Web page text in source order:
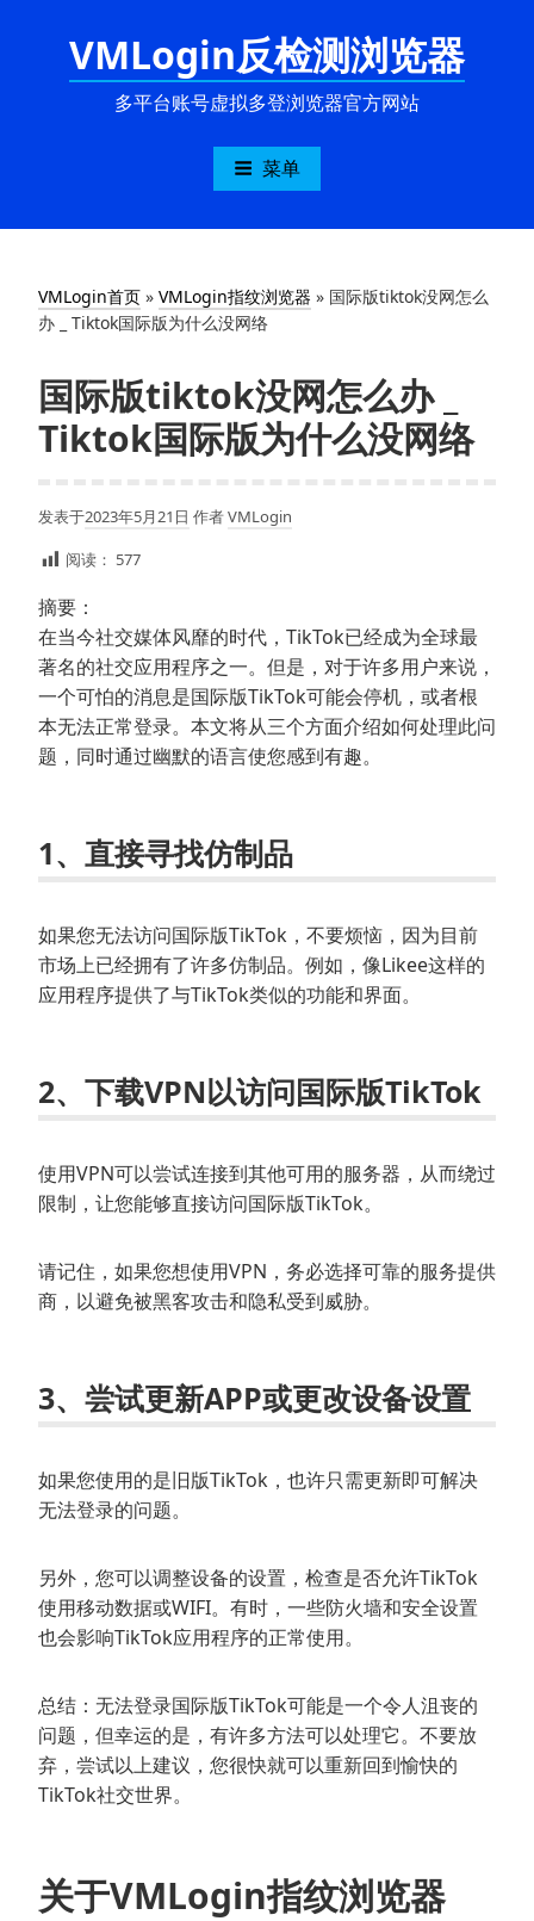
VMLogin反检测浏览器
多平台账号虚拟多登浏览器官方网站
菜单
VMLogin首页 » VMLogin指纹浏览器 » 国际版tiktok没网怎么
办 _ Tiktok国际版为什么没网络
国际版tiktok没网怎么办 _
Tiktok国际版为什么没网络
发表于2023年5月21日 作者VMLogin
阅读： 577
摘要：
在当今社交媒体风靡的时代，TikTok已经成为全球最
著名的社交应用程序之一。但是，对于许多用户来说，
一个可怕的消息是国际版TikTok可能会停机，或者根
本无法正常登录。本文将从三个方面介绍如何处理此问
题，同时通过幽默的语言使您感到有趣。
1、直接寻找仿制品
如果您无法访问国际版TikTok，不要烦恼，因为目前
市场上已经拥有了许多仿制品。例如，像Likee这样的
应用程序提供了与TikTok类似的功能和界面。
2、下载VPN以访问国际版TikTok
使用VPN可以尝试连接到其他可用的服务器，从而绕过
限制，让您能够直接访问国际版TikTok。
请记住，如果您想使用VPN，务必选择可靠的服务提供
商，以避免被黑客攻击和隐私受到威胁。
3、尝试更新APP或更改设备设置
如果您使用的是旧版TikTok，也许只需更新即可解决
无法登录的问题。
另外，您可以调整设备的设置，检查是否允许TikTok
使用移动数据或WIFI。有时，一些防火墙和安全设置
也会影响TikTok应用程序的正常使用。
总结：无法登录国际版TikTok可能是一个令人沮丧的
问题，但幸运的是，有许多方法可以处理它。不要放
弃，尝试以上建议，您很快就可以重新回到愉快的
TikTok社交世界。
关于VMLogin指纹浏览器